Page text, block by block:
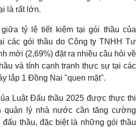
là rất lớn.
tỷ lệ tiết kiệm tại gói thầu của
các gói thầu do Công ty TNHH Tư
mời (2,69%) đặt ra nhiều câu hỏi về
và tính cạnh tranh thực sự tại các
lắp 1 Đồng Nai "quen mặt".
Luật Đấu thầu 2025 được thực thi
quản lý nhà nước cần tăng cường
đấu thầu, đặc biệt là những gói thầu